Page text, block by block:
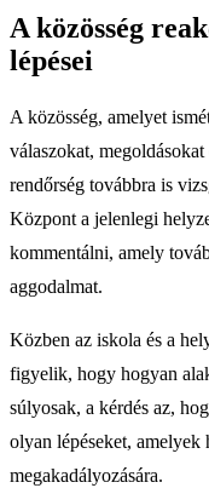
A közösség
lépései
A közösség, amelyet
válaszokat,
rendőrség továbbra is
Központ a jelenlegi
kommentálni, amely
aggodalmat.
Közben az iskola és a
figyelik, hogy hogyan
súlyosak, a kérdés az,
olyan lépéseket,
megakadályozására.